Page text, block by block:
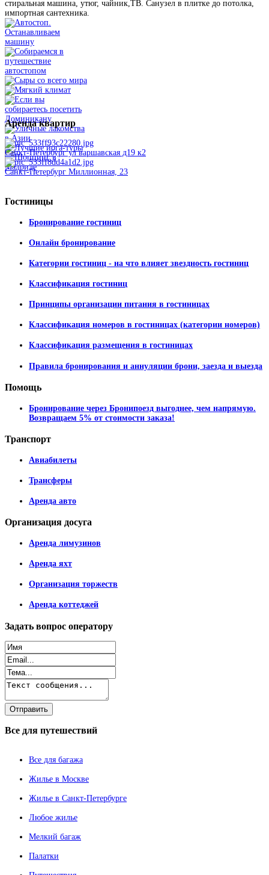
стиральная машина, утюг, чайник,ТВ. Санузел в плитке до потолка,
импортная сантехника.
Арендаквартир
Санкт-Петербург ул варшавская д19 к2
Санкт-Петербург Миллионная, 23
Гостиницы
Бронирование гостиниц
Онлайн бронирование
Категории гостиниц - на что влияет звездность гостиниц
Классификация гостиниц
Принципы организации питания в гостиницах
Классификация номеров в гостиницах (категории номеров)
Классификация размещения в гостиницах
Правила бронирования и аннуляции брони, заезда и выезда
Помощь
Бронирование через Бронипоезд выгоднее, чем напрямую.
Возвращаем 5% от стоимости заказа!
Транспорт
Авиабилеты
Трансферы
Аренда авто
Организация досуга
Аренда лимузинов
Аренда яхт
Организация торжеств
Аренда коттеджей
Задать вопрос оператору
Все для путешествий
Все для багажа
Жилье в Москве
Жилье в Санкт-Петербурге
Любое жилье
Мелкий багаж
Палатки